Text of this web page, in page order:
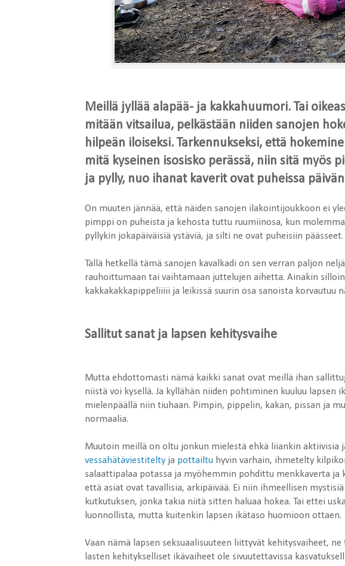
Meillä jyllää alapää- ja kakkahuumori. Tai
mitään vitsailua, pelkästään niiden sanojen
hilpeän iloiseksi. Tarkennukseksi, että
mitä kyseinen isosisko perässä, niin sitä myös
ja pylly, nuo ihanat kaverit ovat puheissa
On muuten jännää, että näiden sanojen ilakointijoukkoon ei
pimppi on puheista ja kehosta tuttu ruumiinosa, kun
pyllykin jokapäiväisiä ystäviä, ja silti ne ovat puheisiin päässeet.
Tällä hetkellä tämä sanojen kavalkadi on sen verran paljon
rauhoittumaan tai vaihtamaan juttelujen aihetta. Ainakin
kakkakakkapippeliiiii ja leikissä suurin osa sanoista korvautuu
Sallitut sanat ja lapsen kehitysvaihe
Mutta ehdottomasti nämä kaikki sanat ovat meillä ihan
niistä voi kysellä. Ja kyllähän niiden pohtiminen kuuluu lapsen
mielenpäällä niin tiuhaan. Pimpin, pippelin, kakan, pissan ja
normaalia.
Muutoin meillä on oltu jonkun mielestä ehkä liiankin aktiivisia
vessahätäviestitelty ja pottailtu hyvin varhain, ihmetelty
salaattipalaa potassa ja myöhemmin pohdittu menkkaverta ja
että asiat ovat tavallisia, arkipäivää. Ei niin ihmeellisen
kutkutuksen, jonka takia niitä sitten haluaa hokea. Tai ettei
luonnollista, mutta kuitenkin lapsen ikätaso huomioon ottaen.
Vaan nämä lapsen seksuaalisuuteen liittyvät kehitysvaiheet,
lasten kehitykselliset ikävaiheet ole sivuutettavissa